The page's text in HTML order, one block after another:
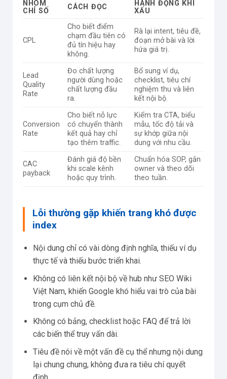
NHÓM
CHỈ SỐ
CÁCH ĐỌC
HÀNH ĐỘNG KHI
XẤU
CPL
Cho biết điểm
chạm đầu tiên có
đủ tín hiệu hay
không.
Rà lại intent, tiêu đề,
đoạn mở bài và lời
hứa giá trị.
Lead
Quality
Rate
Đo chất lượng
người dùng hoặc
chất lượng đầu
ra.
Bổ sung ví dụ,
checklist, tiêu chí
nghiệm thu và liên
kết nội bộ.
Conversion
Rate
Cho biết nỗ lực
có chuyển thành
kết quả hay chỉ
tạo thêm traffic.
Kiểm tra CTA, biểu
mẫu, tốc độ tải và
sự khớp giữa nội
dung với nhu cầu.
CAC
payback
Đánh giá độ bền
khi scale kênh
hoặc quy trình.
Chuẩn hóa SOP, gắn
owner và theo dõi
theo tuần.
Lỗi thường gặp khiến trang khó được
index
Nội dung chỉ có vài dòng định nghĩa, thiếu ví dụ
thực tế và thiếu bước triển khai.
Không có liên kết nội bộ về hub như SEO Wiki
Việt Nam, khiến Google khó hiểu vai trò của bài
trong cụm chủ đề.
Không có bảng, checklist hoặc FAQ để trả lời
các biến thể truy vấn dài.
Tiêu đề nói về một vấn đề cụ thể nhưng nội dung
lại chung chung, không đưa ra tiêu chí quyết